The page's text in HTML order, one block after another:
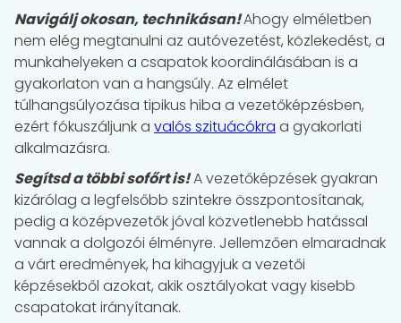
Navigálj okosan, technikásan!Ahogy elméletben
nem elég megtanulni az autóvezetést, közlekedést, a
munkahelyeken a csapatok koordinálásában is a
gyakorlaton van a hangsúly. Az elmélet
túlhangsúlyozása tipikus hiba a vezetőképzésben,
ezért fókuszáljunk a valós szituácókra a gyakorlati
alkalmazásra.
Segítsd a többi sofőrt is!A vezetőképzések gyakran
kizárólag a legfelsőbb szintekre összpontosítanak,
pedig a középvezetők jóval közvetlenebb hatással
vannak a dolgozói élményre. Jellemzően elmaradnak
a várt eredmények, ha kihagyjuk a vezetői
képzésekből azokat, akik osztályokat vagy kisebb
csapatokat irányítanak.